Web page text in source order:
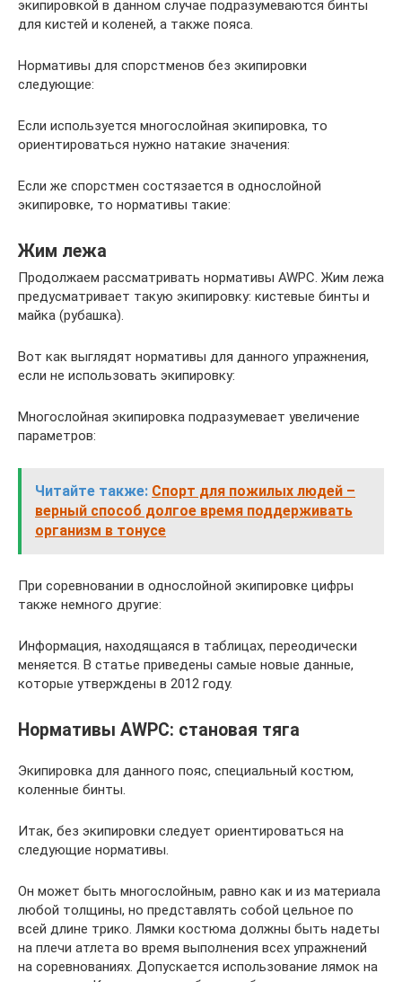
экипировкой в данном случае подразумеваются бинты
для кистей и коленей, а также пояса.
Нормативы для спорстменов без экипировки
следующие:
Если используется многослойная экипировка, то
ориентироваться нужно натакие значения:
Если же спорстмен состязается в однослойной
экипировке, то нормативы такие:
Жим лежа
Продолжаем рассматривать нормативы AWPC. Жим лежа
предусматривает такую экипировку: кистевые бинты и
майка (рубашка).
Вот как выглядят нормативы для данного упражнения,
если не использовать экипировку:
Многослойная экипировка подразумевает увеличение
параметров:
Читайте также: Спорт для пожилых людей –
верный способ долгое время поддерживать
организм в тонусе
При соревновании в однослойной экипировке цифры
также немного другие:
Информация, находящаяся в таблицах, переодически
меняется. В статье приведены самые новые данные,
которые утверждены в 2012 году.
Нормативы AWPC: становая тяга
Экипировка для данного пояс, специальный костюм,
коленные бинты.
Итак, без экипировки следует ориентироваться на
следующие нормативы.
Он может быть многослойным, равно как и из материала
любой толщины, но представлять собой цельное по
всей длине трико. Лямки костюма должны быть надеты
на плечи атлета во время выполнения всех упражнений
на соревнованиях. Допускается использование лямок на